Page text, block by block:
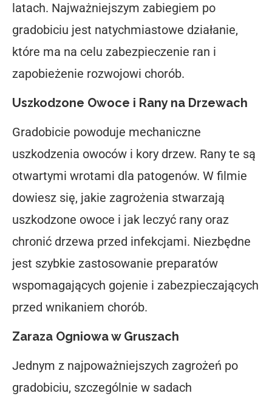
latach. Najważniejszym zabiegiem po
gradobiciu jest natychmiastowe działanie,
które ma na celu zabezpieczenie ran i
zapobieżenie rozwojowi chorób.
Uszkodzone Owoce i Rany na Drzewach
Gradobicie powoduje mechaniczne
uszkodzenia owoców i kory drzew. Rany te są
otwartymi wrotami dla patogenów. W filmie
dowiesz się, jakie zagrożenia stwarzają
uszkodzone owoce i jak leczyć rany oraz
chronić drzewa przed infekcjami. Niezbędne
jest szybkie zastosowanie preparatów
wspomagających gojenie i zabezpieczających
przed wnikaniem chorób.
Zaraza Ogniowa w Gruszach
Jednym z najpoważniejszych zagrożeń po
gradobiciu, szczególnie w sadach